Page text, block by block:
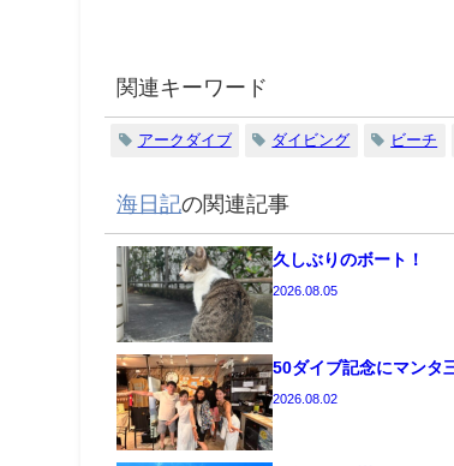
関連キーワード
アークダイブ ダイビング ビーチ
海日記の関連記事
久しぶりのボート！
2026.08.05
50ダイブ記念にマンタ
2026.08.02